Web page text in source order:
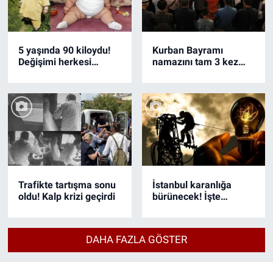
5 yaşında 90 kiloydu!
Değişimi herkesi
Kurban Bayramı
namazını tam 3 kez
Trafikte tartışma sonu
oldu! Kalp krizi geçirdi
İstanbul karanlığa
bürünecek! İşte
DAHA FAZLA GÖSTER